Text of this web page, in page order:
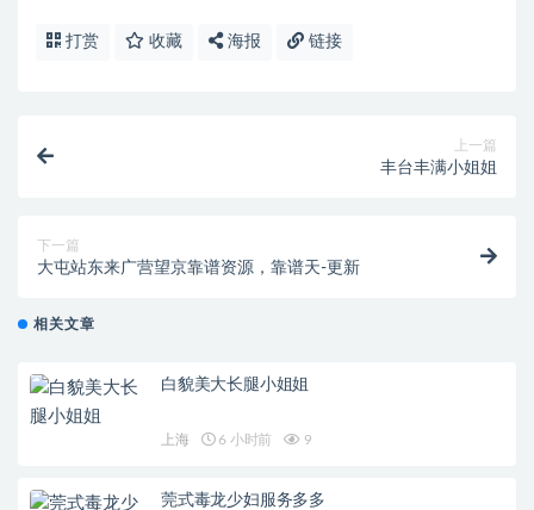
打赏 收藏 海报 链接
上一篇
丰台丰满小姐姐
下一篇
大屯站东来广营望京靠谱资源，靠谱天-更新
相关文章
白貌美大长腿小姐姐
上海 6 小时前 9
莞式毒龙少妇服务多多